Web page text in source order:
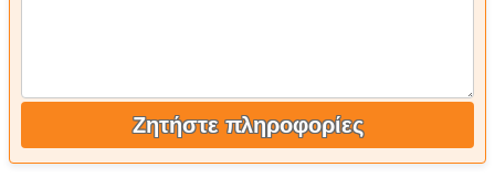
Ζητήστε πληροφορίες